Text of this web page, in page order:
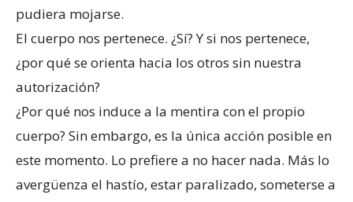
pudiera mojarse.
El cuerpo nos pertenece. ¿Sí? Y si nos pertenece,
¿por qué se orienta hacia los otros sin nuestra
autorización?
¿Por qué nos induce a la mentira con el propio
cuerpo? Sin embargo, es la única acción posible en
este momento. Lo prefiere a no hacer nada. Más lo
avergüenza el hastío, estar paralizado, someterse a